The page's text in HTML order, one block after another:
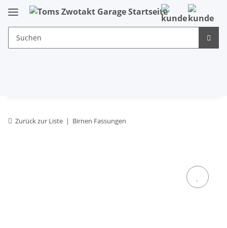
Zurück zur Liste Birnen Fassungen